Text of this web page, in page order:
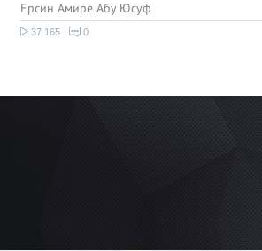
Ерсин Амире Абу Юсуф
37 165 0